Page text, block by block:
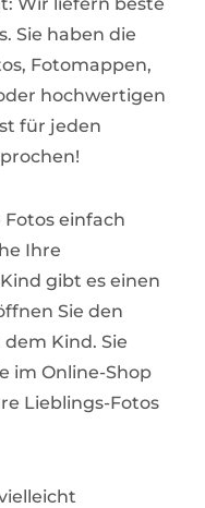
Sie haben die
Fotomappen,
hochwertigen
für jeden
Fotos einfach
Ihre
gibt es einen
Sie den
Kind. Sie
im Online-Shop
Lieblings-Fotos